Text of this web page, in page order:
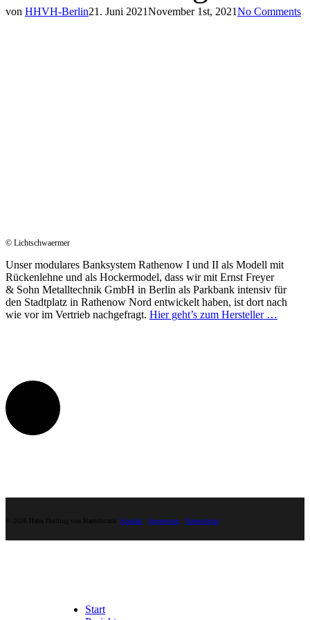
von HHVH-Berlin21. Juni 2021November 1st, 2021No Comments
© Licht­schwaer­mer
Unser modu­la­res Bank­sys­tem Rathe­now I und II als Modell mit
Rücken­leh­ne und als Hocker­mo­del, dass wir mit Ernst Frey­er
& Sohn Metall­tech­nik GmbH in Berlin als Park­bank inten­siv für
den Stadt­platz in Rathe­now Nord entwi­ckelt haben, ist dort nach
wie vor im Vertrieb nach­ge­fragt. Hier geht’s zum Hersteller …
© 2026 Hahn Hertling von Hantelmann. Kontakt Impressum Datenschutz
Start